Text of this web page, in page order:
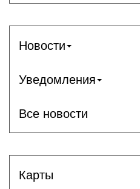
Новости
Уведомления
Все новости
Карты